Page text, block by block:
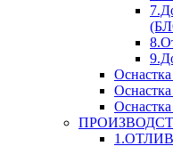
1.ОТЛИВ